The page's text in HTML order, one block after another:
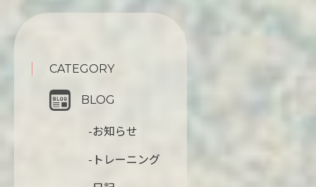
CATEGORY
BLOG
-お知らせ
-トレーニング